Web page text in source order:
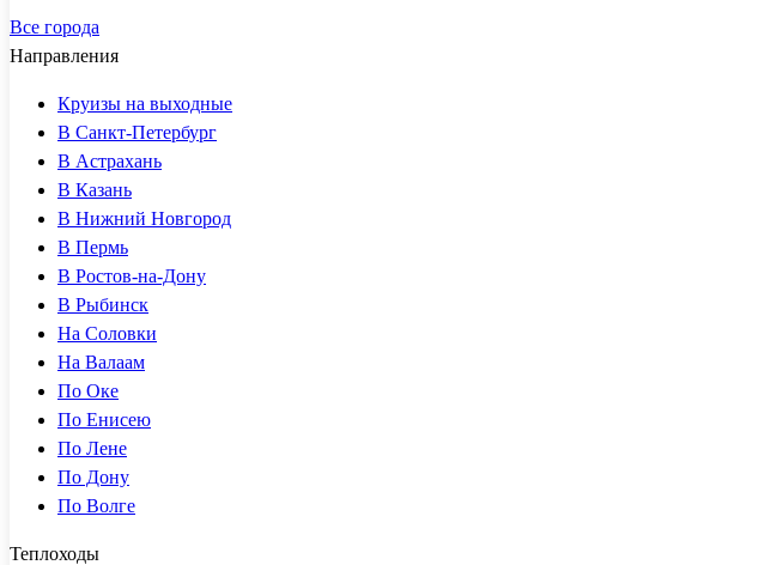
Все города
Направления
Круизы на выходные
В Санкт-Петербург
В Астрахань
В Казань
В Нижний Новгород
В Пермь
В Ростов-на-Дону
В Рыбинск
На Соловки
На Валаам
По Оке
По Енисею
По Лене
По Дону
По Волге
Теплоходы